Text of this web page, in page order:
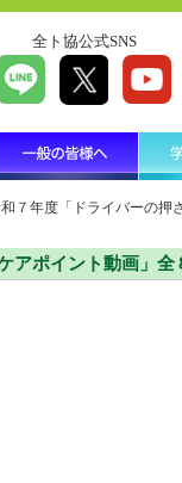
全ト協公式SNS
７年度「ドライバーの押
アポイント動画」全